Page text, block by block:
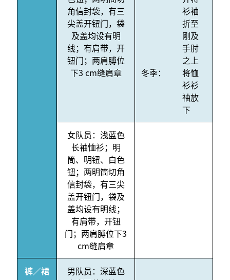
角信封袋，有三
尖盖开钮门，袋
及盖均设有明
线；有肩带，开
钮门；两肩膊位
下3 cm缝肩章
衫袖
折至
刚及
手肘
之上
冬季：
将恤
衫衫
袖放
下
女队员：浅蓝色
长袖恤衫；明
筒、明钮、白色
钮；两明筒切角
信封袋，有三尖
盖开钮门，袋及
盖均设有明线；
有肩带，开钮
门；两肩膊位下3
cm缝肩章
裤／裙
男队员：深蓝色